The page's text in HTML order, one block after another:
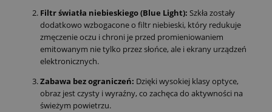
Filtr światła niebieskiego (Blue Light): Szkła zostały
dodatkowo wzbogacone o filtr niebieski, który redukuje
zmęczenie oczu i chroni je przed promieniowaniem
emitowanym nie tylko przez słońce, ale i ekrany urządzeń
elektronicznych.
Zabawa bez ograniczeń: Dzięki wysokiej klasy optyce,
obraz jest czysty i wyraźny, co zachęca do aktywności na
świeżym powietrzu.